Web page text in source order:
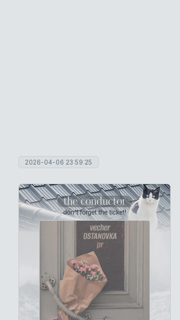
2026-04-06 23:59:25
the conductor
don't forget the ticket!